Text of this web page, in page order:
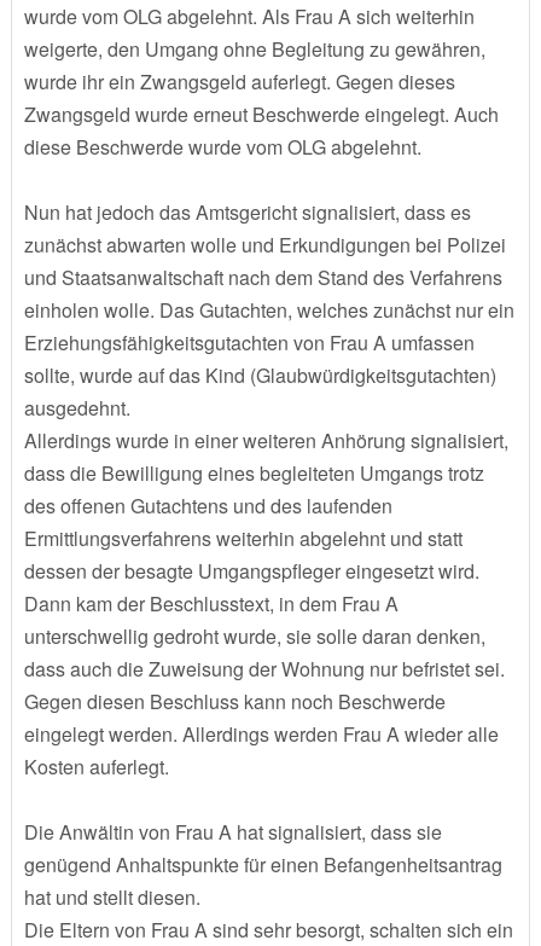
wurde vom OLG abgelehnt. Als Frau A sich weiterhin
weigerte, den Umgang ohne Begleitung zu gewähren,
wurde ihr ein Zwangsgeld auferlegt. Gegen dieses
Zwangsgeld wurde erneut Beschwerde eingelegt. Auch
diese Beschwerde wurde vom OLG abgelehnt.
Nun hat jedoch das Amtsgericht signalisiert, dass es
zunächst abwarten wolle und Erkundigungen bei Polizei
und Staatsanwaltschaft nach dem Stand des Verfahrens
einholen wolle. Das Gutachten, welches zunächst nur ein
Erziehungsfähigkeitsgutachten von Frau A umfassen
sollte, wurde auf das Kind (Glaubwürdigkeitsgutachten)
ausgedehnt.
Allerdings wurde in einer weiteren Anhörung signalisiert,
dass die Bewilligung eines begleiteten Umgangs trotz
des offenen Gutachtens und des laufenden
Ermittlungsverfahrens weiterhin abgelehnt und statt
dessen der besagte Umgangspfleger eingesetzt wird.
Dann kam der Beschlusstext, in dem Frau A
unterschwellig gedroht wurde, sie solle daran denken,
dass auch die Zuweisung der Wohnung nur befristet sei.
Gegen diesen Beschluss kann noch Beschwerde
eingelegt werden. Allerdings werden Frau A wieder alle
Kosten auferlegt.
Die Anwältin von Frau A hat signalisiert, dass sie
genügend Anhaltspunkte für einen Befangenheitsantrag
hat und stellt diesen.
Die Eltern von Frau A sind sehr besorgt, schalten sich ein